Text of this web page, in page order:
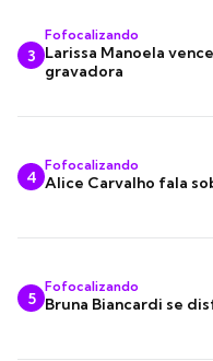
3
Fofocalizando
Larissa Manoela
gravadora
4
Fofocalizando
Alice Carvalho fala
5
Fofocalizando
Bruna Biancardi se